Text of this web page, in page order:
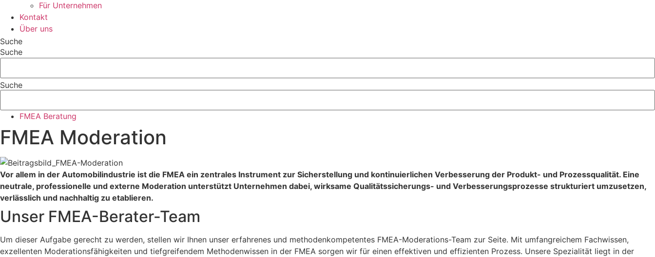
Für Unternehmen
Kontakt
Über uns
Suche
Suche
Suche
FMEA Beratung
FMEA Moderation
Vor allem in der Automobilindustrie ist die FMEA ein zentrales Instrument zur Sicherstellung und kontinuierlichen Verbesserung der Produkt- und Prozessqualität. Eine
neutrale, professionelle und externe Moderation unterstützt Unternehmen dabei, wirksame Qualitätssicherungs- und Verbesserungsprozesse strukturiert umzusetzen,
verlässlich und nachhaltig zu etablieren.
Unser FMEA-Berater-Team​
Um dieser Aufgabe gerecht zu werden, stellen wir Ihnen unser erfahrenes und methodenkompetentes FMEA-Moderations-Team zur Seite. Mit umfangreichem Fachwissen,
exzellenten Moderationsfähigkeiten und tiefgreifendem Methodenwissen in der FMEA sorgen wir für einen effektiven und effizienten Prozess. Unsere Spezialität liegt in der